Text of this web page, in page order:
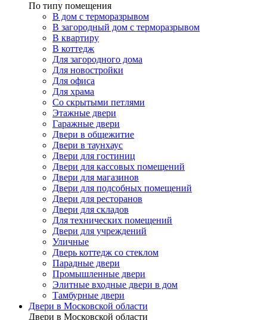
По типу помещения
В дом с терморазрывом
В загородный дом с терморазрывом
В квартиру
В коттедж
Для загородного дома
Для новостройки
Для офиса
Для храма
Со скрытыми петлями
Этажные двери
Гаражные двери
Двери в общежитие
Двери в таунхаус
Двери для гостиниц
Двери для кассовых помещений
Двери для магазинов
Двери для подсобных помещений
Двери для ресторанов
Двери для складов
Для технических помещений
Двери для учреждений
Уличные
Дверь коттедж со стеклом
Парадные двери
Промышленные двери
Элитные входные двери в дом
Тамбурные двери
Двери в Московской области
Двери в Московской области